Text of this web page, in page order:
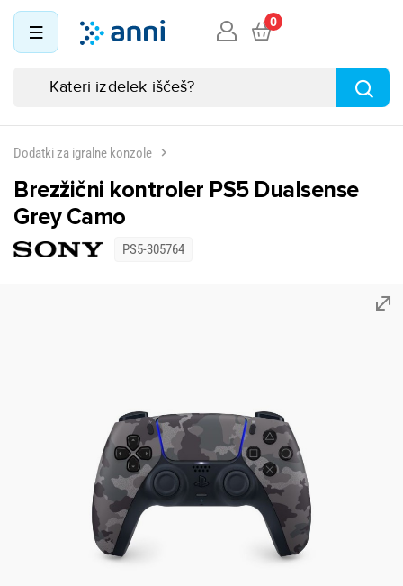
0
Dodatki za igralne konzole
Brezžični kontroler PS5 Dualsense
Grey Camo
PS5-305764